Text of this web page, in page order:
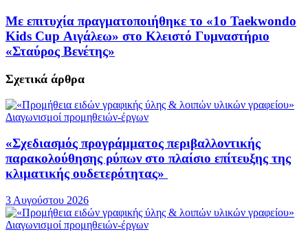
Με επιτυχία πραγματοποιήθηκε το «1ο Taekwondo
Kids Cup Αιγάλεω» στο Κλειστό Γυμναστήριο
«Σταύρος Βενέτης»
Σχετικά άρθρα
Διαγωνισμοί προμηθειών-έργων
«Σχεδιασμός προγράμματος περιβαλλοντικής
παρακολούθησης ρύπων στο πλαίσιο επίτευξης της
κλιματικής ουδετερότητας»
3 Αυγούστου 2026
Διαγωνισμοί προμηθειών-έργων